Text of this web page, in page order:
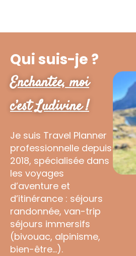
Qui suis-je ?
Enchantée, moi
c’est Ludivine !
Je suis Travel Planner
professionnelle depuis
2018, spécialisée dans
les voyages
d’aventure et
d’itinérance : séjours
randonnée, van-trip
séjours immersifs
(bivouac, alpinisme,
bien-être…).